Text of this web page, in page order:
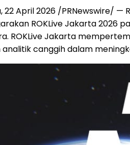
22 April 2026 /PRNewswire/
ROKLive Jakarta 2026
ROKLive Jakarta
analitikcanggih dalam